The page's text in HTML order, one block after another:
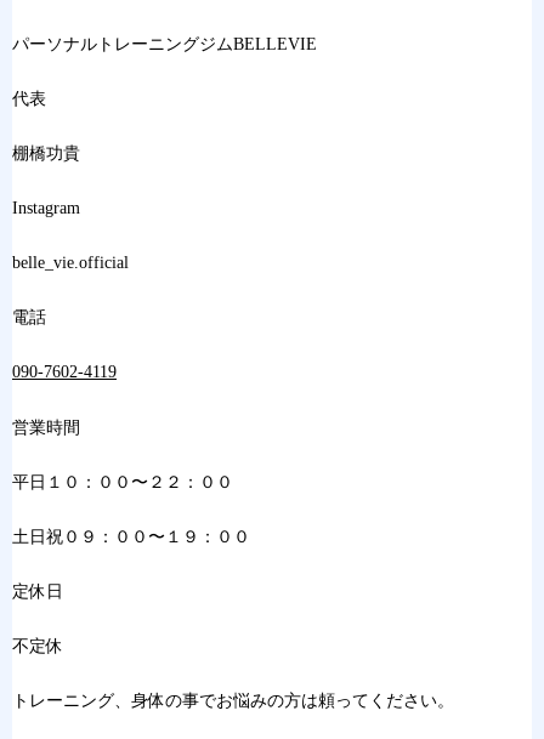
パーソナルトレーニングジムBELLEVIE
代表
棚橋功貴
Instagram
belle_vie.official
電話
090-7602-4119
営業時間
平日１０：００〜２２：００
土日祝０９：００〜１９：００
定休日
不定休
トレーニング、身体の事でお悩みの方は頼ってください。